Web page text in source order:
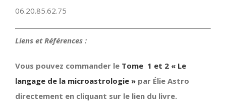
06.20.85.62.75
Liens et Références :
Vous pouvez commander le Tome 1 et 2 « Le
langage de la microastrologie » par Élie Astro
directement en cliquant sur le lien du livre.